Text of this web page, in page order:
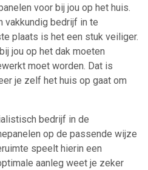
voor bij jou op het huis.
vakkundig bedrijf in te
plaats is het een stuk veiliger.
jou op het dak moeten
moet worden. Dat is
je zelf het huis op gaat om
bedrijf in de
op de passende wijze
speelt hierin een
aanleg weet je zeker